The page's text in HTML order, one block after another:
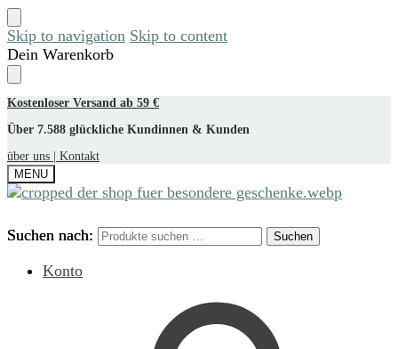
Skip to navigation Skip to content
Dein Warenkorb
Kostenloser Versand ab 59 €
Über 7.588 glückliche Kundinnen & Kunden
über uns |
Kontakt
MENU
Suchen nach: Suchen
Konto
Suchen nach: Suchen